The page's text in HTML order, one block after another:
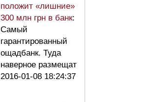
положит «лишние»
300 млн грн в банк:
Самый
гарантированный
ощадбанк. Туда
наверное размещат
2016-01-08 18:24:37